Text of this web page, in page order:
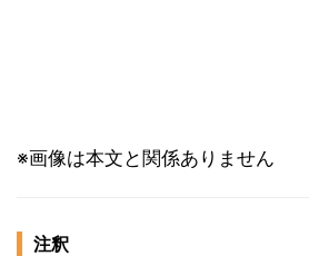
※画像は本文と関係ありません
注釈